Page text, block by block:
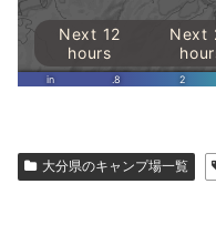
大分県のキャンプ場一覧